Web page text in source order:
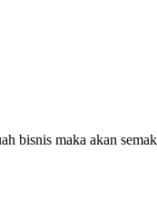
bisnis maka akan